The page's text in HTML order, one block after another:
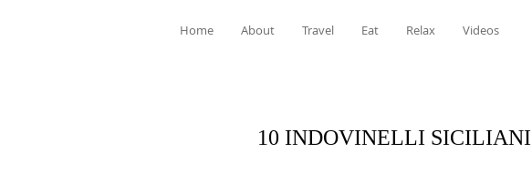
Home About Travel Eat Relax Videos
10 INDOVINELLI SICILIANI